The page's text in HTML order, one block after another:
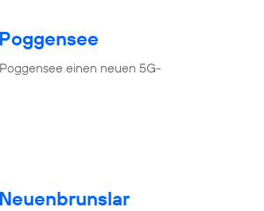
einen neuen 5G-